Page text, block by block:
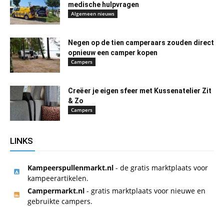
medische hulpvragen
Algemeen nieuws
Negen op de tien camperaars zouden direct
opnieuw een camper kopen
Campers
Creëer je eigen sfeer met Kussenatelier Zit
& Zo
Campers
LINKS
Kampeerspullenmarkt.nl - de gratis marktplaats voor
kampeerartikelen.
Campermarkt.nl - gratis marktplaats voor nieuwe en
gebruikte campers.